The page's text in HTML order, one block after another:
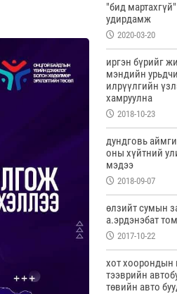
"бид
удирдамж
2020-03-20
иргэн бүрийг
мэндийн
илрүүлгийн
хамруулна
2018-10-23
дундговь
оны хүйтний
мэдээ
2018-09-07
өлзийт сумын
а.эрдэнэбат
2017-10-22
хот хоорондын
тээврийн
төвийн авто